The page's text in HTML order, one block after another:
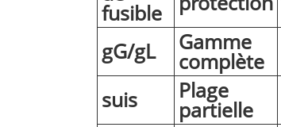
fusible
gG/gL Gamme
complète
suis
Plage
partielle